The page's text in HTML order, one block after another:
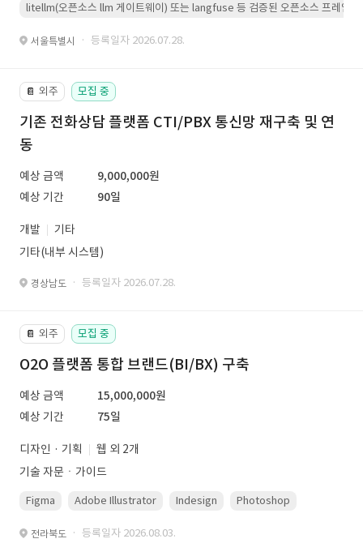
litellm(오픈소스 llm 게이트웨이) 또는 langfuse 등 검증된 오픈소스 프레임워
서울특별시 · 등록일자 2026.07.28.
📔 외주 모집 중
기존 전화상담 플랫폼 CTI/PBX 통신망 재구축 및 연
동
예상 금액
9,000,000원
예상 기간
90일
개발
기타
기타(내부 시스템)
경상남도 · 등록일자 2026.07.28.
📔 외주 모집 중
O2O 플랫폼 통합 브랜드(BI/BX) 구축
예상 금액
15,000,000원
예상 기간
75일
디자인 · 기획
웹 외 2개
기술 자문ㆍ가이드
Figma Adobe Illustrator Indesign Photoshop
전라북도 · 등록일자 2026.08.03.